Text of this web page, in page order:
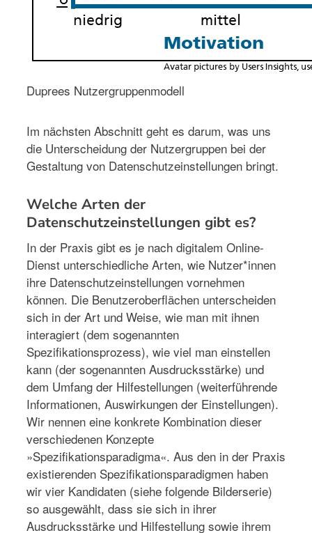
Duprees Nutzergruppenmodell
Im nächsten Abschnitt geht es darum, was uns
die Unterscheidung der Nutzergruppen bei der
Gestaltung von Datenschutzeinstellungen bringt.
Welche Arten der
Datenschutzeinstellungen gibt es?
In der Praxis gibt es je nach digitalem Online-
Dienst unterschiedliche Arten, wie Nutzer*innen
ihre Datenschutzeinstellungen vornehmen
können. Die Benutzeroberflächen unterscheiden
sich in der Art und Weise, wie man mit ihnen
interagiert (dem sogenannten
Spezifikationsprozess), wie viel man einstellen
kann (der sogenannten Ausdrucksstärke) und
dem Umfang der Hilfestellungen (weiterführende
Informationen, Auswirkungen der Einstellungen).
Wir nennen eine konkrete Kombination dieser
verschiedenen Konzepte
»Spezifikationsparadigma«. Aus den in der Praxis
existierenden Spezifikationsparadigmen haben
wir vier Kandidaten (siehe folgende Bilderserie)
so ausgewählt, dass sie sich in ihrer
Ausdrucksstärke und Hilfestellung sowie ihrem